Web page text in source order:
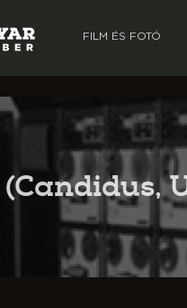
FILM ÉS FOTÓ
(Candidus,